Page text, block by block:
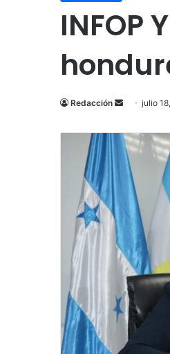
INFOP
Redacción
Send
email
julio